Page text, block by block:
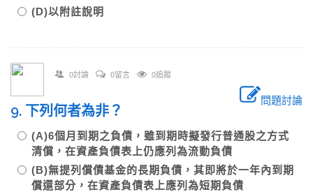
(D)以附註說明
0討論 0留言 0追蹤
問題討論
9. 下列何者為非？
(A)6個月到期之負債，雖到期時擬發行普通股之方式
清償，在資產負債表上仍應列為流動負債
(B)無提列償債基金的長期負債，其即將於一年內到期
償還部分，在資產負債表上應列為短期負債